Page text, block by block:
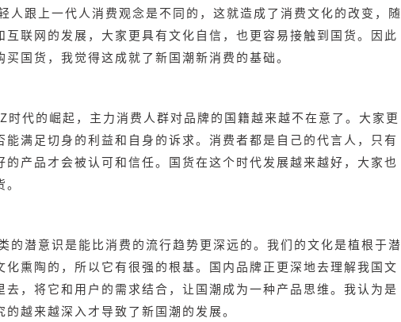
人跟上一代人消费观念是不同的，这就造成了消费文化的改变，随
互联网的发展，大家更具有文化自信，也更容易接触到国货。因此
买国货，我觉得这成就了新国潮新消费的基础。
时代的崛起，主力消费人群对品牌的国籍越来越不在意了。大家更
能满足切身的利益和自身的诉求。消费者都是自己的代言人，只有
的产品才会被认可和信任。国货在这个时代发展越来越好，大家也
。
的潜意识是能比消费的流行趋势更深远的。我们的文化是植根于潜
化熏陶的，所以它有很强的根基。国内品牌正更深地去理解我国文
去，将它和用户的需求结合，让国潮成为一种产品思维。我认为是
的越来越深入才导致了新国潮的发展。